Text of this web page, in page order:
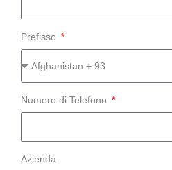
Prefisso
Numero di Telefono
Azienda